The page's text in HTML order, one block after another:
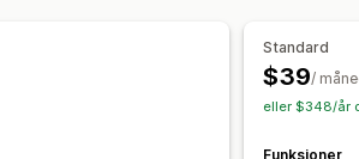
Tilpassede instrumentbordStandard
$39/
eller $348/år
Funksjoner